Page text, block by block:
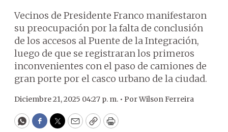
Vecinos de Presidente Franco manifestaron
su preocupación por la falta de conclusión
de los accesos al Puente de la Integración,
luego de que se registraran los primeros
inconvenientes con el paso de camiones de
gran porte por el casco urbano de la ciudad.
Diciembre 21, 2025 04:27 p. m. • PorWilson Ferreira
WhatsApp
Facebook
Twitter
EmailCopyPrint